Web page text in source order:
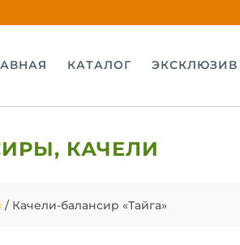
КАТАЛОГ ЭКСКЛЮЗИВ
, КАЧЕЛИ
/ Качели-балансир «Тайга»